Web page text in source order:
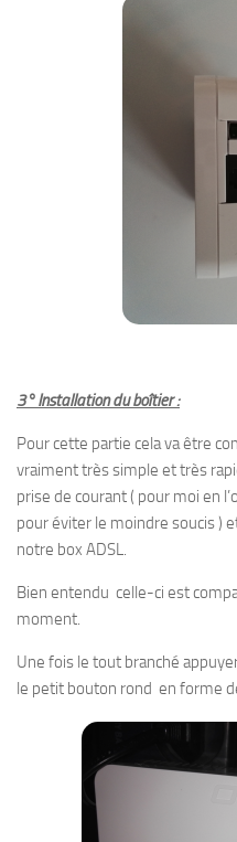
3° Installation du boîtier :
Pour cette partie cela va être
vraiment très simple et très
prise de courant ( pour moi en
pour éviter le moindre soucis )
notre box ADSL.
Bien entendu celle-ci est
moment.
Une fois le tout branché
le petit bouton rond en forme